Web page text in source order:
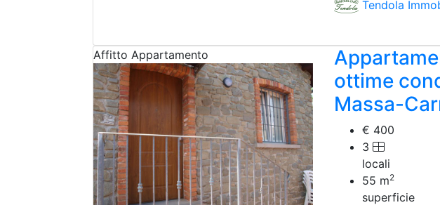
Tendola
Affitto Appartamento
ottime
Massa-
€ 400
3
locali
55 m2
superficie